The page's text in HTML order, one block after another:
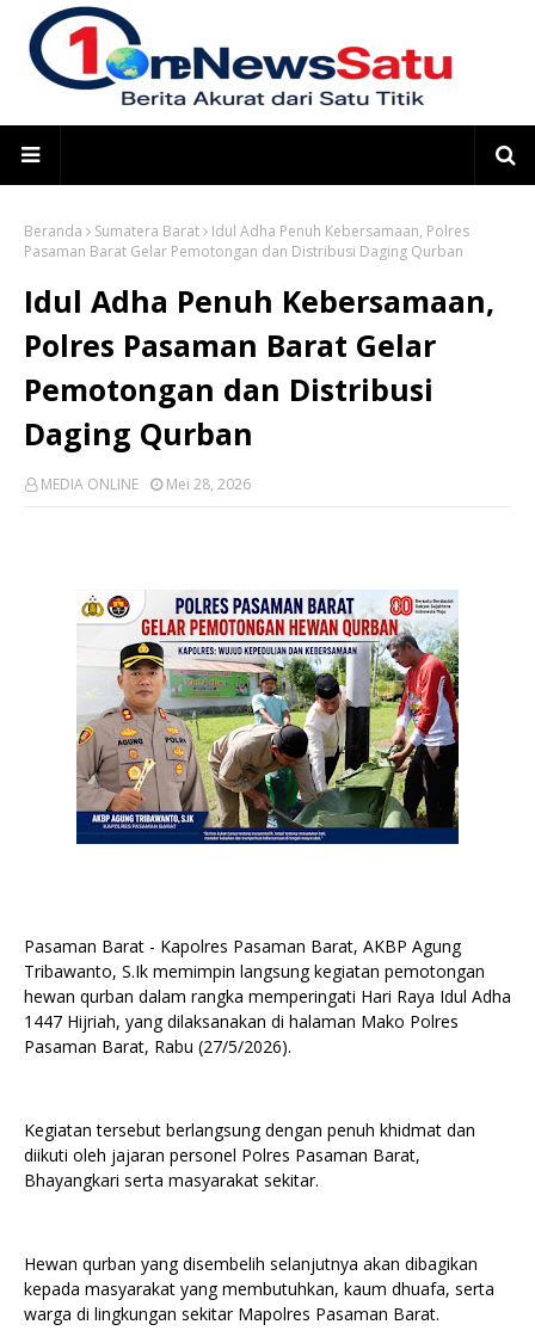
Beranda Sumatera Barat
Idul Adha Penuh Kebersamaan, Polres
Pasaman Barat Gelar Pemotongan dan Distribusi Daging Qurban
Idul Adha Penuh Kebersamaan,
Polres Pasaman Barat Gelar
Pemotongan dan Distribusi
Daging Qurban
MEDIA ONLINE Mei 28, 2026
Pasaman Barat - Kapolres Pasaman Barat, AKBP Agung
Tribawanto, S.Ik memimpin langsung kegiatan pemotongan
hewan qurban dalam rangka memperingati Hari Raya Idul Adha
1447 Hijriah, yang dilaksanakan di halaman Mako Polres
Pasaman Barat, Rabu (27/5/2026).
Kegiatan tersebut berlangsung dengan penuh khidmat dan
diikuti oleh jajaran personel Polres Pasaman Barat,
Bhayangkari serta masyarakat sekitar.
Hewan qurban yang disembelih selanjutnya akan dibagikan
kepada masyarakat yang membutuhkan, kaum dhuafa, serta
warga di lingkungan sekitar Mapolres Pasaman Barat.